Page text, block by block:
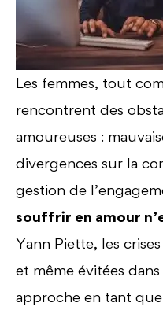
Les femmes, tout
rencontrent des
amoureuses :
divergences sur la
gestion de
souffrir en amour
Yann Piette, les
et même évitées
approche en tant